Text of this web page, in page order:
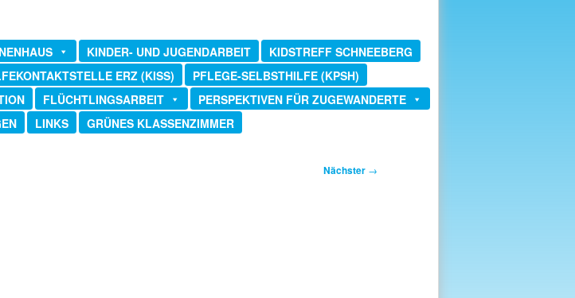
KINDER- UND JUGENDARBEIT
KIDSTREFF SCHNEEBERG
ERZ (KISS)
PFLEGE-SELBSTHILFE (KPSH)
FLÜCHTLINGSARBEIT
PERSPEKTIVEN FÜR ZUGEWANDERTE
LINKS GRÜNES KLASSENZIMMER
Nächster →